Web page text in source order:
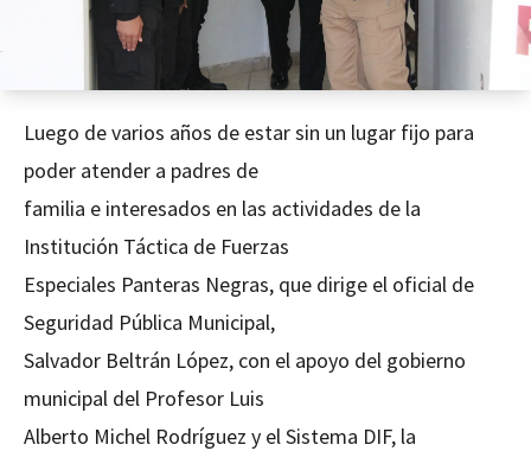
Luego de varios años de estar sin un lugar fijo para
poder atender a padres de
familia e interesados en las actividades de la
Institución Táctica de Fuerzas
Especiales Panteras Negras, que dirige el oficial de
Seguridad Pública Municipal,
Salvador Beltrán López, con el apoyo del gobierno
municipal del Profesor Luis
Alberto Michel Rodríguez y el Sistema DIF, la